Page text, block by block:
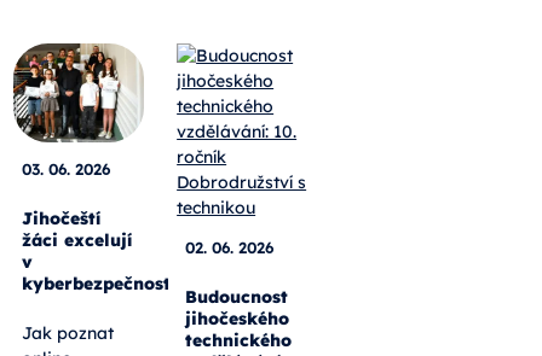
03. 06. 2026
Jihočeští
žáci excelují
v
kyberbezpečnosti
Jak poznat
02. 06. 2026
Budoucnost
jihočeského
technického